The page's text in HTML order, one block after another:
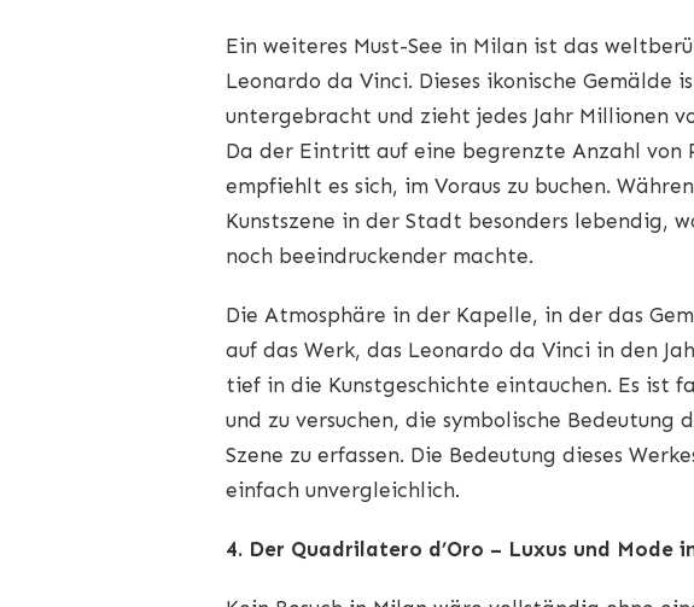
Ein weiteres Must-See in Milan ist das
Leonardo da Vinci. Dieses ikonische Gemälde
untergebracht und zieht jedes Jahr Millionen
Da der Eintritt auf eine begrenzte Anzahl von
empfiehlt es sich, im Voraus zu buchen.
Kunstszene in der Stadt besonders lebendig,
noch beeindruckender machte.
Die Atmosphäre in der Kapelle, in der das
auf das Werk, das Leonardo da Vinci in den
tief in die Kunstgeschichte eintauchen. Es ist
und zu versuchen, die symbolische Bedeutung
Szene zu erfassen. Die Bedeutung dieses
einfach unvergleichlich.
4. Der Quadrilatero d’Oro – Luxus und Mode